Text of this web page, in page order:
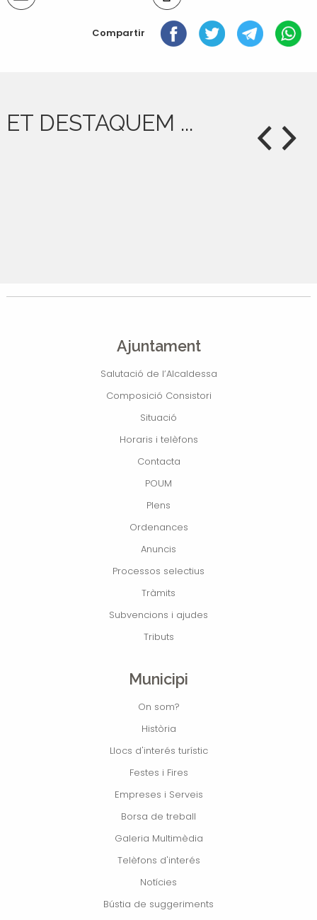
del
Compartir
ET DESTAQUEM ...
Ajuntament
Salutació de l’Alcaldessa
Composició Consistori
Situació
Horaris i telèfons
Contacta
POUM
Plens
Ordenances
Anuncis
Processos selectius
Tràmits
Subvencions i ajudes
Tributs
Municipi
On som?
Història
Llocs d'interés turístic
Festes i Fires
Empreses i Serveis
Borsa de treball
Galeria Multimèdia
Telèfons d'interés
Notícies
Bústia de suggeriments